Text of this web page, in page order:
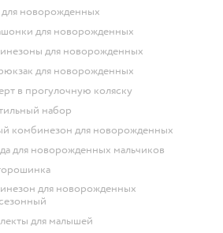
для новорожденных
для новорожденных
для новорожденных
для новорожденных
в прогулочную коляску
набор
комбинезон для новорожденных
для новорожденных мальчиков
для малышей